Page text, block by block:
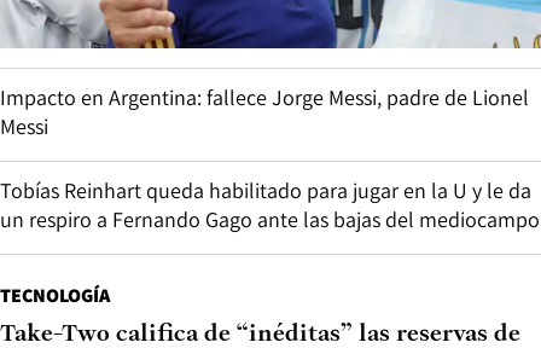
Impacto en Argentina: fallece Jorge Messi, padre de Lionel
Messi
Tobías Reinhart queda habilitado para jugar en la U y le da
un respiro a Fernando Gago ante las bajas del mediocampo
TECNOLOGÍA
Take-Two califica de “inéditas” las reservas de